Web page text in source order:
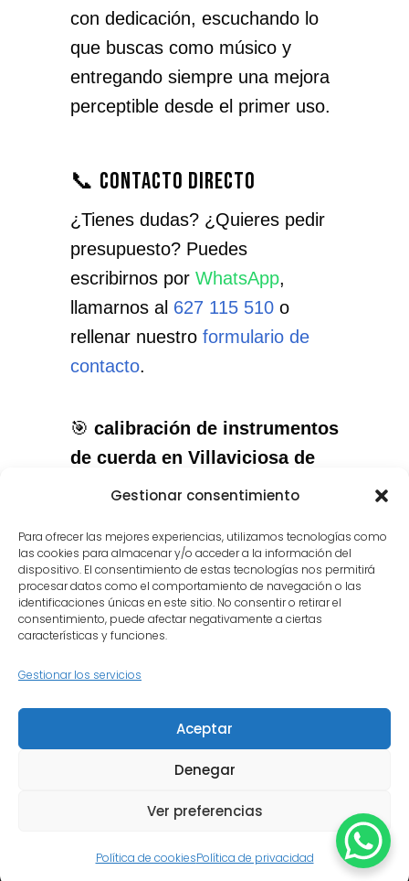
Gestionar consentimiento
Para ofrecer las mejores experiencias, utilizamos tecnologías como
las cookies para almacenar y/o acceder a la información del
dispositivo. El consentimiento de estas tecnologías nos permitirá
procesar datos como el comportamiento de navegación o las
identificaciones únicas en este sitio. No consentir o retirar el
consentimiento, puede afectar negativamente a ciertas
características y funciones.
Gestionar los servicios
Aceptar
Denegar
Ver preferencias
Política de cookiesPolítica de privacidad
con dedicación, escuchando lo
que buscas como músico y
entregando siempre una mejora
perceptible desde el primer uso.
📞 Contacto directo
¿Tienes dudas? ¿Quieres pedir
presupuesto? Puedes
escribirnos por WhatsApp,
llamarnos al 627 115 510o
rellenar nuestro formulario de
contacto.
🎯 calibración de instrumentos
de cuerda en Villaviciosa de
Odón: el servicio que necesitas,
instrumento.
Inicio
Quiénes somos
Política de privacidad
Política de cookies
Contacto
© Copyright - Olmedo Luthier | Diseñado por Evolink360